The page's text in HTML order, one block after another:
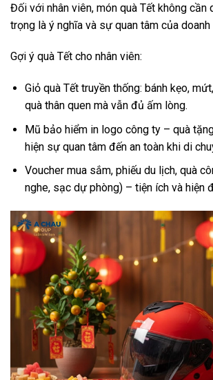
Đối với nhân viên, món quà Tết không cần
trọng là ý nghĩa và sự quan tâm của doanh
Gợi ý quà Tết cho nhân viên:
Giỏ quà Tết truyền thống: bánh kẹo,
quà thân quen mà vẫn đủ ấm lòng.
Mũ bảo hiểm in logo công ty – quà
hiện sự quan tâm đến an toàn khi di
Voucher mua sắm, phiếu du lịch, quà
nghe, sạc dự phòng) – tiện ích và hiện